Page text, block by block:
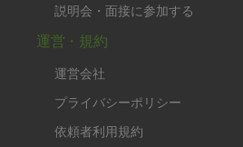
説明会・面接に参加する
運営・規約
運営会社
プライバシーポリシー
依頼者利用規約